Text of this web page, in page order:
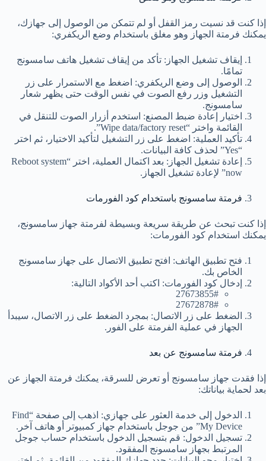
إذا كنت قد نسيت رمز القفل أو لم تتمكن من الوصول إلى جهازك،
يمكنك فرمتة الجهاز وهو مغلق باستخدام وضع الريكفري:
إيقاف تشغيل الجهاز: تأكد من إيقاف تشغيل هاتف سامسونج
تمامًا.
الوصول إلى وضع الريكفري: اضغط مع الاستمرار على زر
التشغيل وزر رفع الصوت في نفس الوقت حتى يظهر شعار
سامسونج.
اختيار إعادة ضبط المصنع: استخدم أزرار الصوت للتنقل في
القائمة واختر “Wipe data/factory reset”.
تأكيد العملية: اضغط على زر التشغيل لتأكيد الاختيار، ثم اختر
“Yes” لحذف كافة البيانات.
إعادة تشغيل الجهاز: بعد اكتمال العملية، اختر “Reboot system
now” لإعادة تشغيل الجهاز.
فرمتة سامسونج باستخدام كود الفورمات
إذا كنت تبحث عن طريقة سريعة وبسيطة لفرمتة جهاز سامسونج،
يمكنك استخدام كود الفورمات:
فتح تطبيق الهاتف: افتح تطبيق الاتصال على جهاز سامسونج
الخاص بك.
إدخال كود الفورمات: اكتب أحد الأكواد التالية:
27673855#
27672878#
الضغط على زر الاتصال: بمجرد الضغط على زر الاتصال، سيبدأ
الجهاز في عملية الفرمتة على الفور.
فرمتة سامسونج عن بعد
إذا فقدت جهاز سامسونج أو تعرض للسرقة، يمكنك فرمتة الجهاز عن
بعد لحماية بياناتك:
الدخول إلى خدمة العثور على جهازي: اذهب إلى صفحة “Find
My Device” من جوجل باستخدام جهاز كمبيوتر أو هاتف آخر.
تسجيل الدخول: قم بتسجيل الدخول باستخدام حساب جوجل
المرتبط بجهاز سامسونج المفقود.